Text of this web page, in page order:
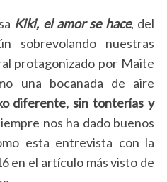
Kiki, el amor se hace, del
sobrevolando nuestras
protagonizado por Maite
una bocanada de aire
diferente, sin tonterías y
nos ha dado buenos
esta entrevista con la
en el artículo más visto de